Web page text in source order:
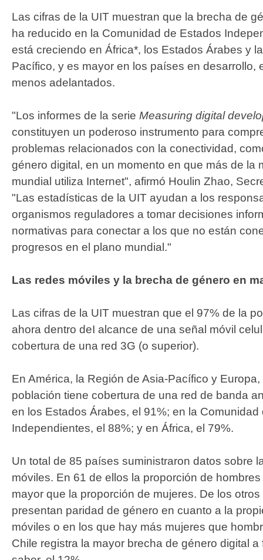
Las cifras de la UIT muestran que la brecha de
ha reducido en la Comunidad de Estados
está creciendo en África*, los Estados Árabes y
Pacífico, y es mayor en los países en desarrollo,
menos adelantados.
"Los informes de la serie Measuring digital
constituyen un poderoso instrumento para
problemas relacionados con la conectividad,
género digital, en un momento en que más de la
mundial utiliza Internet", afirmó Houlin Zhao,
"Las estadísticas de la UIT ayudan a los
organismos reguladores a tomar decisiones
normativas para conectar a los que no están
progresos en el plano mundial."
Las redes móviles y la brecha de género en
Las cifras de la UIT muestran que el 97​% de la
ahora dentro deI alcance de una señal móvil
cobertura de una red 3G (o superior).
En América, la Región de Asia-Pacífico y
población tiene cobertura de una red de banda
en los Estados Árabes, el 91%; en la Comunidad
Independientes, el 88%; y en África, el 79%.
Un total de 85 países suministraron datos sobre
móviles. En 61 de ellos la proporción de
mayor que la proporción de mujeres. De los
presentan paridad de género en cuanto a la
móviles o en los que hay más mujeres que
Chile registra la mayor brecha de género digital